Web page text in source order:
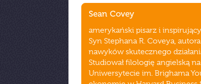
Sean Covey
amerykański pisarz i
Syn Stephana R. Coveya,
nawyków skutecznego
Studiował filologię angielską na
Uniwersytecie im. Brighama